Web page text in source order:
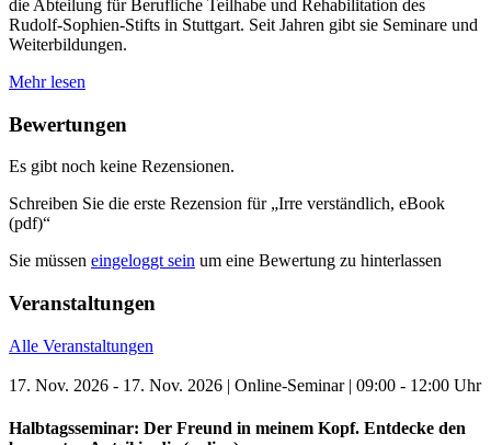
die Abteilung für Berufliche Teilhabe und Rehabilitation des
Rudolf-Sophien-Stifts in Stuttgart. Seit Jahren gibt sie Seminare und
Weiterbildungen.
Mehr lesen
Bewertungen
Es gibt noch keine Rezensionen.
Schreiben Sie die erste Rezension für „Irre verständlich, eBook
(pdf)“
Sie müssen eingeloggt sein um eine Bewertung zu hinterlassen
Veranstaltungen
Alle Veranstaltungen
17. Nov. 2026 - 17. Nov. 2026 | Online-Seminar | 09:00 - 12:00 Uhr
Halbtagsseminar: Der Freund in meinem Kopf. Entdecke den